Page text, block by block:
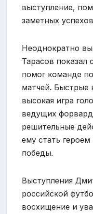
выступление,
заметных
Неоднократно
Тарасов показал
помог команде
матчей. Быстрые
высокая игра
ведущих
решительные
ему стать
победы.
Выступления
российской
восхищение и